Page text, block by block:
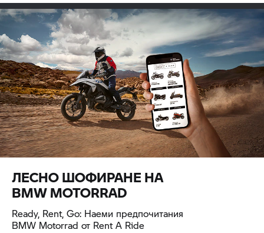
ЛЕСНО ШОФИРАНЕ НА
BMW MOTORRAD
Ready, Rent, Go: Наеми предпочитания
BMW Motorrad от Rent A Ride